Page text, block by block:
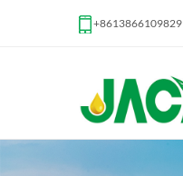
+8613866109829